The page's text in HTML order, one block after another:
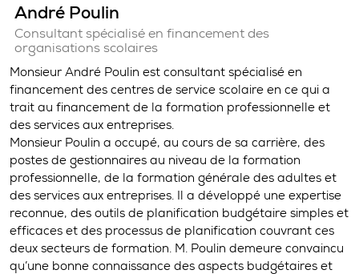
André Poulin
Consultant spécialisé en financement des
organisations scolaires
Monsieur André Poulin est consultant spécialisé en
financement des centres de service scolaire en ce qui a
trait au financement de la formation professionnelle et
des services aux entreprises.
Monsieur Poulin a occupé, au cours de sa carrière, des
postes de gestionnaires au niveau de la formation
professionnelle, de la formation générale des adultes et
des services aux entreprises. Il a développé une expertise
reconnue, des outils de planification budgétaire simples et
efficaces et des processus de planification couvrant ces
deux secteurs de formation. M. Poulin demeure convaincu
qu’une bonne connaissance des aspects budgétaires et